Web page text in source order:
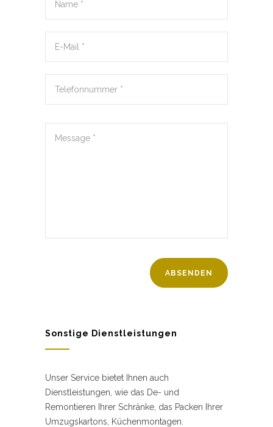
Sonstige Dienstleistungen
Unser Service bietet Ihnen auch
Dienstleistungen, wie das De- und
Remontieren Ihrer Schränke, das Packen Ihrer
Umzugskartons, Küchenmontagen.